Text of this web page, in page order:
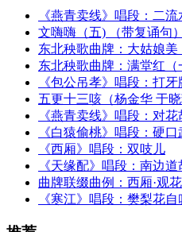
《燕青卖线》唱段：二流
文嗨嗨（五) （带复诵句）
东北秧歌曲牌：大姑娘美
东北秧歌曲牌：满堂红（
《包公吊孝》唱段：打牙
五更十三咳（杨金华 于
《燕青卖线》唱段：对
《白猿偷桃》唱段：硬口
《西厢》唱段：双吱儿
《天缘配》唱段：南边道
曲牌联缀曲例：西厢·观花
《寒江》唱段：樊梨花自